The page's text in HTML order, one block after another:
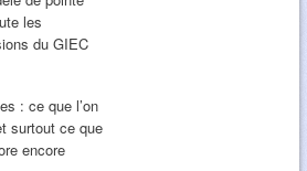
les
du GIEC
: ce que l’on
surtout ce que
encore